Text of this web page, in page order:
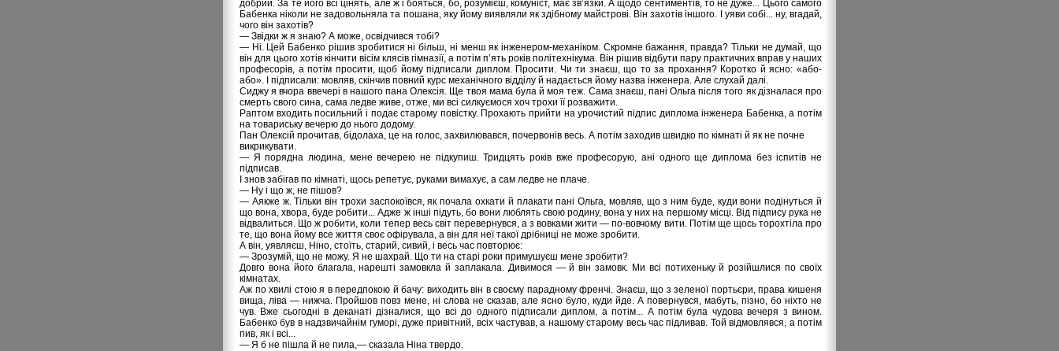
добрий. За те його всі цінять, але ж і бояться, бо, розумієш, комуніст, має зв’язки. А щодо сентиментів, то не дуже... Цього самого
Бабенка ніколи не задовольняла та пошана, яку йому виявляли як здібному майстрові. Він захотів іншого. І уяви собі... ну, вгадай,
чого він захотів?
— Звідки ж я знаю? А може, освідчився тобі?
— Ні. Цей Бабенко рішив зробитися ні більш, ні менш як інженером-механіком. Скромне бажання, правда? Тільки не думай, що
він для цього хотів кінчити вісім клясів гімназії, а потім п’ять років політехнікума. Він рішив відбути пару практичних вправ у наших
професорів, а потім просити, щоб йому підписали диплом. Просити. Чи ти знаєш, що то за прохання? Коротко й ясно: «або-
або». І підписали: мовляв, скінчив повний курс механічного відділу й надається йому назва інженера. Але слухай далі.
Сиджу я вчора ввечері в нашого пана Олексія. Ще твоя мама була й моя теж. Сама знаєш, пані Ольга після того як дізналася про
смерть свого сина, сама ледве живе, отже, ми всі силкуємося хоч трохи її розважити.
Раптом входить посильний і подає старому повістку. Прохають прийти на урочистий підпис диплома інженера Бабенка, а потім
на товариську вечерю до нього додому.
Пан Олексій прочитав, бідолаха, це на голос, захвилювався, почервонів весь. А потім заходив швидко по кімнаті й як не почне
викрикувати.
— Я порядна людина, мене вечерею не підкупиш. Тридцять років вже професорую, ані одного ще диплома без іспитів не
підписав.
І знов забігав по кімнаті, щось репетує, руками вимахує, а сам ледве не плаче.
— Ну і що ж, не пішов?
— Аякже ж. Тільки він трохи заспокоївся, як почала охкати й плакати пані Ольга, мовляв, що з ним буде, куди вони подінуться й
що вона, хвора, буде робити... Адже ж інші підуть, бо вони люблять свою родину, вона у них на першому місці. Від підпису рука не
відвалиться. Що ж робити, коли тепер весь світ перевернувся, а з вовками жити — по-вовчому вити. Потім ще щось торохтіла про
те, що вона йому все життя своє офірувала, а він для неї такої дрібниці не може зробити.
А він, уявляєш, Ніно, стоїть, старий, сивий, і весь час повторює:
— Зрозумій, що не можу. Я не шахрай. Що ти на старі роки примушуєш мене зробити?
Довго вона його благала, нарешті замовкла й заплакала. Дивимося — й він замовк. Ми всі потихеньку й розійшлися по своїх
кімнатах.
Аж по хвилі стою я в передпокою й бачу: виходить він в своєму парадному френчі. Знаєш, що з зеленої портьєри, права кишеня
вища, ліва — нижча. Пройшов повз мене, ні слова не сказав, але ясно було, куди йде. А повернувся, мабуть, пізно, бо ніхто не
чув. Вже сьогодні в деканаті дізналися, що всі до одного підписали диплом, а потім... А потім була чудова вечеря з вином.
Бабенко був в надзвичайнім гуморі, дуже привітний, всіх частував, а нашому старому весь час підливав. Той відмовлявся, а потім
пив, як і всі...
— Я б не пішла й не пила,— сказала Ніна твердо.